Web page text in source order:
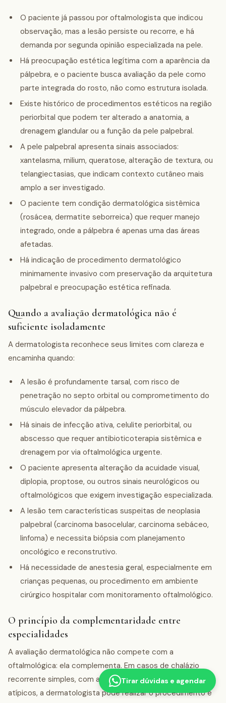
O paciente já passou por oftalmologista que indicou
observação, mas a lesão persiste ou recorre, e há
demanda por segunda opinião especializada na pele.
Há preocupação estética legítima com a aparência da
pálpebra, e o paciente busca avaliação da pele como
parte integrada do rosto, não como estrutura isolada.
Existe histórico de procedimentos estéticos na região
periorbital que podem ter alterado a anatomia, a
drenagem glandular ou a função da pele palpebral.
A pele palpebral apresenta sinais associados:
xantelasma, milium, queratose, alteração de textura, ou
telangiectasias, que indicam contexto cutâneo mais
amplo a ser investigado.
O paciente tem condição dermatológica sistêmica
(rosácea, dermatite seborreica) que requer manejo
integrado, onde a pálpebra é apenas uma das áreas
afetadas.
Há indicação de procedimento dermatológico
minimamente invasivo com preservação da arquitetura
palpebral e preocupação estética refinada.
Quando a avaliação dermatológica não é
suficiente isoladamente
A dermatologista reconhece seus limites com clareza e
encaminha quando:
A lesão é profundamente tarsal, com risco de
penetração no septo orbital ou comprometimento do
músculo elevador da pálpebra.
Há sinais de infecção ativa, celulite periorbital, ou
abscesso que requer antibioticoterapia sistêmica e
drenagem por via oftalmológica urgente.
O paciente apresenta alteração da acuidade visual,
diplopia, proptose, ou outros sinais neurológicos ou
oftalmológicos que exigem investigação especializada.
A lesão tem características suspeitas de neoplasia
palpebral (carcinoma basocelular, carcinoma sebáceo,
linfoma) e necessita biópsia com planejamento
oncológico e reconstrutivo.
Há necessidade de anestesia geral, especialmente em
crianças pequenas, ou procedimento em ambiente
cirúrgico hospitalar com monitoramento oftalmológico.
O princípio da complementaridade entre
especialidades
A avaliação dermatológica não compete com a
oftalmológica: ela complementa. Em casos de chalázio
recorrente simples, com acesso favorável e sem sinais
atípicos, a dermatologista pode realizar o procedimento e
Tirar dúvidas e agendar